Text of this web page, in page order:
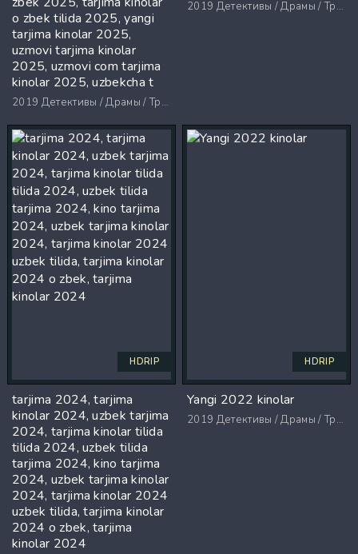
o zbek tilida 2025, yangi
tarjima kinolar 2025,
uzmovi tarjima kinolar
2025, uzmovi com tarjima
kinolar 2025, uzbekcha t
2019 Детективы / Драмы / Триллеры / Ужасы
2019 Детективы / Драмы / Триллеры / Ужасы
HDRIP
tarjima 2024, tarjima
kinolar 2024, uzbek tarjima
2024, tarjima kinolar tilida
tilida 2024, uzbek tilida
tarjima 2024, kino tarjima
2024, uzbek tarjima kinolar
2024, tarjima kinolar 2024
uzbek tilida, tarjima kinolar
2024 o zbek, tarjima
kinolar 2024
HDRIP
Yangi 2022 kinolar
2019 Детективы / Драмы / Триллеры / Ужасы